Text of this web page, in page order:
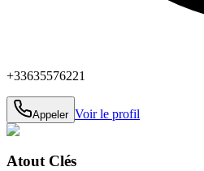
+33635576221
Appeler Voir le profil
Atout Clés